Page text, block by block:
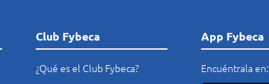
Club Fybeca
¿Qué es el Club Fybeca?
App Fybeca
Encuéntrala en: